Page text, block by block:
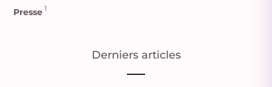
Presse 1
Derniers articles